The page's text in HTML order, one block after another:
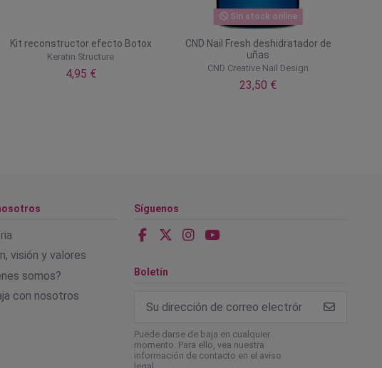
Kit reconstructor efecto Botox
Keratin Structure
4,95 €
Sin stock online
CND Nail Fresh deshidratador de
uñas
CND Creative Nail Design
23,50 €
visión y valores
somos?
con nosotros
Síguenos
Boletín
Puede darse de baja en cualquier
momento. Para ello, vea nuestra
información de contacto en el aviso